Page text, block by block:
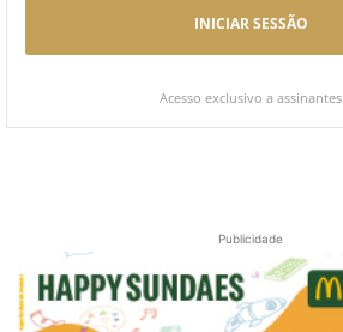
INICIAR SESSÃO
Acesso exclusivo a assinantes
Publicidade